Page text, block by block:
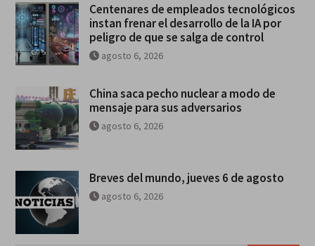
Centenares de empleados tecnológicos
instan frenar el desarrollo de la IA por
peligro de que se salga de control
agosto 6, 2026
China saca pecho nuclear a modo de
mensaje para sus adversarios
agosto 6, 2026
Breves del mundo, jueves 6 de agosto
agosto 6, 2026